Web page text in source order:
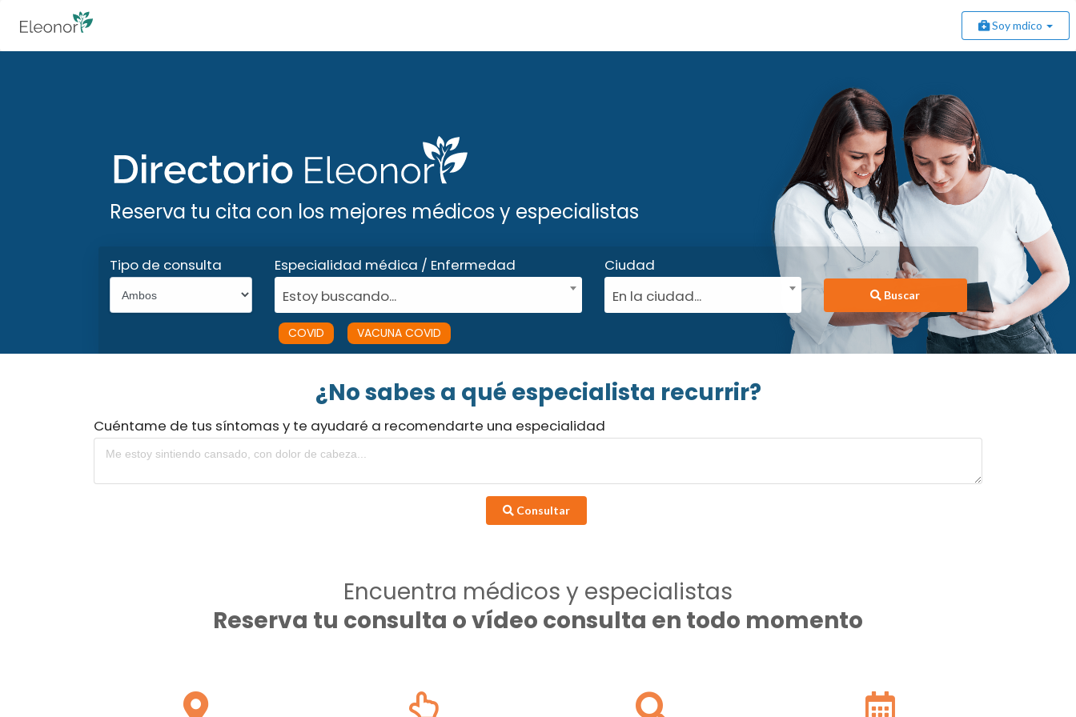
Soy mdico
Reserva tu cita con los mejores médicos y especialistas
Tipo de consulta
Especialidad médica / Enfermedad
Estoy buscando...
COVID VACUNA COVID
Ciudad
En la ciudad...
Buscar
¿No sabes a qué especialista recurrir?
Cuéntame de tus síntomas y te ayudaré a recomendarte una especialidad
Consultar
Encuentra médicos y especialistas
Reserva tu consulta o vídeo consulta en todo momento